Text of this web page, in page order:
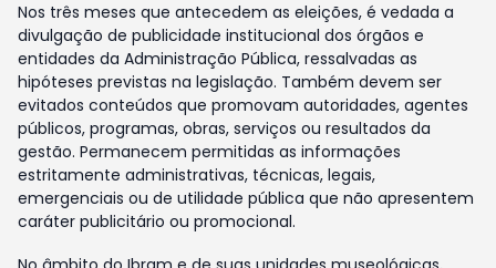
Nos três meses que antecedem as eleições, é vedada a
divulgação de publicidade institucional dos órgãos e
entidades da Administração Pública, ressalvadas as
hipóteses previstas na legislação. Também devem ser
evitados conteúdos que promovam autoridades, agentes
públicos, programas, obras, serviços ou resultados da
gestão. Permanecem permitidas as informações
estritamente administrativas, técnicas, legais,
emergenciais ou de utilidade pública que não apresentem
caráter publicitário ou promocional.